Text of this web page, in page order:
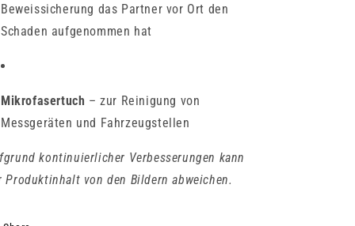
Beweissicherung das Partner vor Ort den
Schaden aufgenommen hat
Mikrofasertuch – zur Reinigung von
Messgeräten und Fahrzeugstellen
kontinuierlicher Verbesserungen kann
Produktinhalt von den Bildern abweichen.